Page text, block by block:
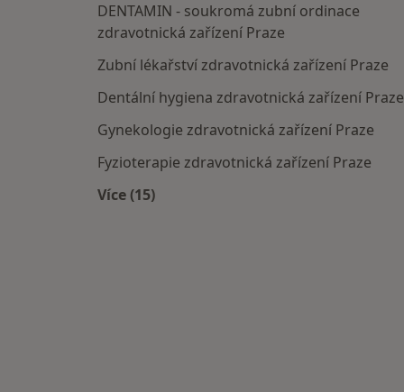
DENTAMIN - soukromá zubní ordinace
zdravotnická zařízení Praze
Zubní lékařství zdravotnická zařízení Praze
Dentální hygiena zdravotnická zařízení Praze
Gynekologie zdravotnická zařízení Praze
Fyzioterapie zdravotnická zařízení Praze
Více (15)